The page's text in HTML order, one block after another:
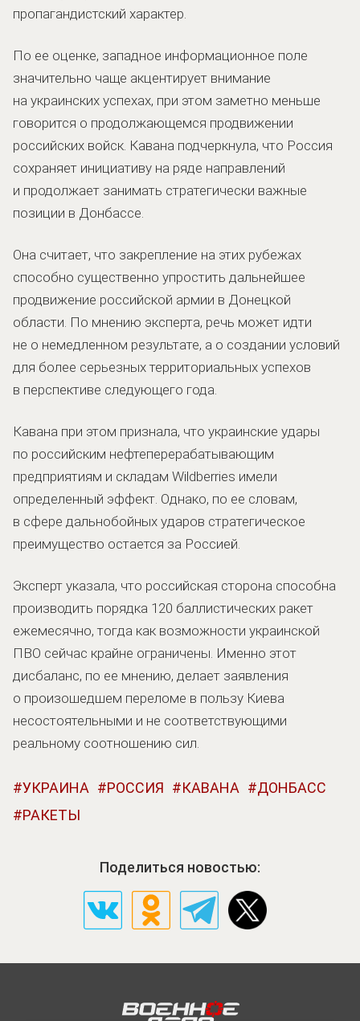
пропагандистский характер.
По ее оценке, западное информационное поле
значительно чаще акцентирует внимание
на украинских успехах, при этом заметно меньше
говорится о продолжающемся продвижении
российских войск. Кавана подчеркнула, что Россия
сохраняет инициативу на ряде направлений
и продолжает занимать стратегически важные
позиции в Донбассе.
Она считает, что закрепление на этих рубежах
способно существенно упростить дальнейшее
продвижение российской армии в Донецкой
области. По мнению эксперта, речь может идти
не о немедленном результате, а о создании условий
для более серьезных территориальных успехов
в перспективе следующего года.
Кавана при этом признала, что украинские удары
по российским нефтеперерабатывающим
предприятиям и складам Wildberries имели
определенный эффект. Однако, по ее словам,
в сфере дальнобойных ударов стратегическое
преимущество остается за Россией.
Эксперт указала, что российская сторона способна
производить порядка 120 баллистических ракет
ежемесячно, тогда как возможности украинской
ПВО сейчас крайне ограничены. Именно этот
дисбаланс, по ее мнению, делает заявления
о произошедшем переломе в пользу Киева
несостоятельными и не соответствующими
реальному соотношению сил.
УКРАИНА РОССИЯ КАВАНА
ДОНБАСС
РАКЕТЫ
Поделиться новостью: